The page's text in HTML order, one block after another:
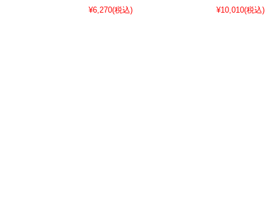
¥6,270(税込)
¥10,010(税込)